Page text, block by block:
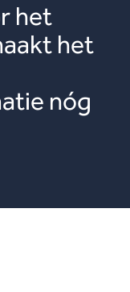
het
het
nóg